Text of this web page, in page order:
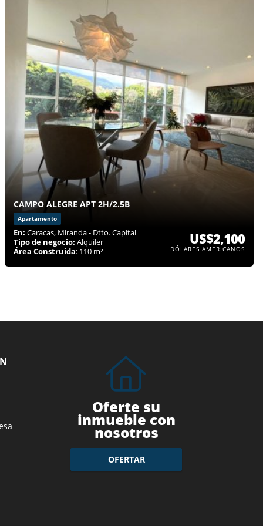
CAMPO ALEGRE APT 2H/2.5B
Apartamento
En: Caracas, Miranda - Dtto. Capital
Tipo de negocio: Alquiler
Área Construida: 110 m²
US$2,100
DÓLARES AMERICANOS
Oferte su
inmueble con
nosotros
OFERTAR